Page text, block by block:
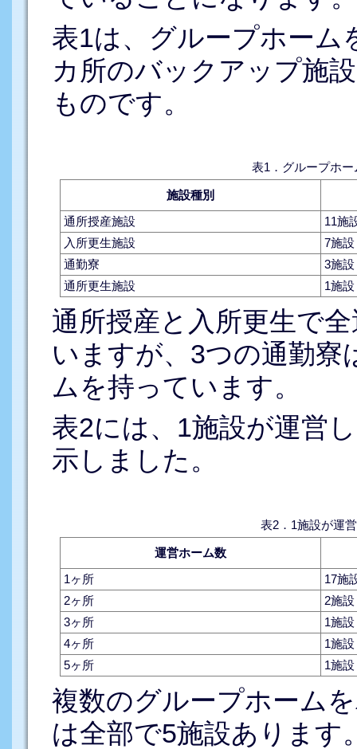
表1は、グループホーム
カ所のバックアップ施
ものです。
施設種別
通所授産施設
11施
入所更生施設
7施
通勤寮
3施
通所更生施設
1施
通所授産と入所更生で
いますが、3つの通勤寮
ムを持っています。
表2には、1施設が運営
示しました。
運営ホーム数
1ヶ所
17施
2ヶ所
2施
3ヶ所
1施
4ヶ所
1施
5ヶ所
1施
複数のグループホーム
は全部で5施設あります